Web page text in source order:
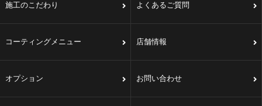
施工のこだわり よくあるご質問
コーティングメニュー 店舗情報
オプション お問い合わせ